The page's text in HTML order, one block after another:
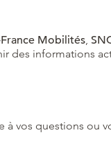
Mobilités,
des informations
vos questions ou